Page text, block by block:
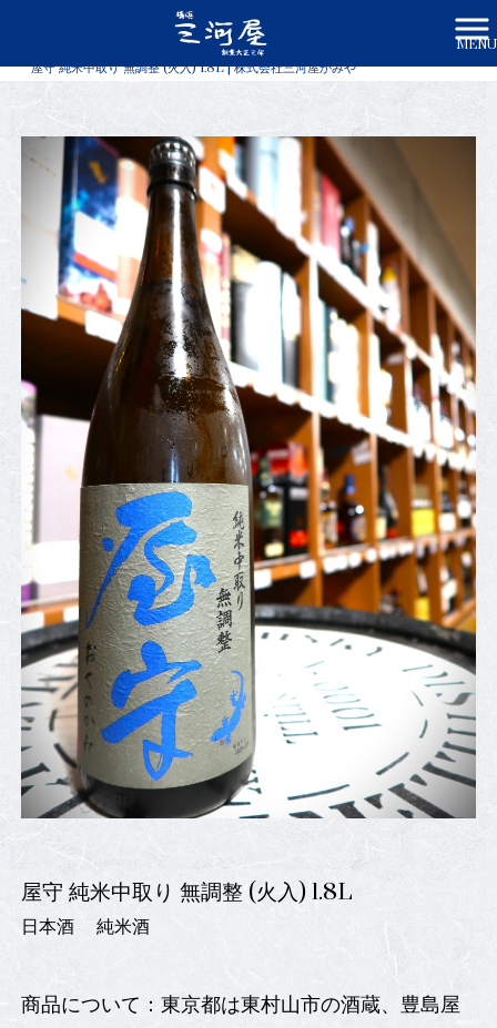
MENU
商品一覧
屋守 純米中取り 無調整 (火入) 1.8L | 株式会社三河屋かみや
屋守 純米中取り 無調整 (火入) 1.8L
日本酒 純米酒
商品について：東京都は東村山市の酒蔵、豊島屋